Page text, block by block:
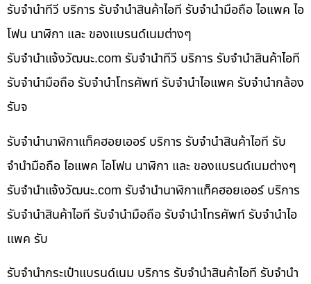
รับจำนำทีวี บริการ รับจำนำสินค้าไอที รับจำนำมือถือ ไอแพค ไอ
โฟน นาฬิกา และ ของแบรนด์เนมต่างๆ
รับจํานําแจ้งวัฒนะ.com รับจำนำทีวี บริการ รับจำนำสินค้าไอที
รับจำนำมือถือ รับจำนำโทรศัพท์ รับจำนำไอแพค รับจำนำกล้อง
รับจ
รับจำนำนาฬิกาแท็คฮอยเออร์ บริการ รับจำนำสินค้าไอที รับ
จำนำมือถือ ไอแพค ไอโฟน นาฬิกา และ ของแบรนด์เนมต่างๆ
รับจํานําแจ้งวัฒนะ.com รับจำนำนาฬิกาแท็คฮอยเออร์ บริการ
รับจำนำสินค้าไอที รับจำนำมือถือ รับจำนำโทรศัพท์ รับจำนำไอ
แพค รับ
รับจำนำกระเป๋าแบรนด์เนม บริการ รับจำนำสินค้าไอที รับจำนำ